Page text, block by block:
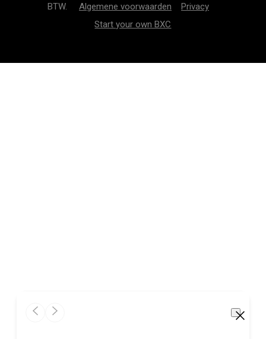
BTW. Algemene voorwaarden
Privacy
Start your own BXC